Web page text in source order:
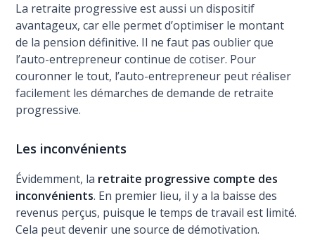
La retraite progressive est aussi un dispositif
avantageux, car elle permet d’optimiser le montant
de la pension définitive. Il ne faut pas oublier que
l’auto-entrepreneur continue de cotiser. Pour
couronner le tout, l’auto-entrepreneur peut réaliser
facilement les démarches de demande de retraite
progressive.
Les inconvénients
Évidemment, la retraite progressive compte des
inconvénients. En premier lieu, il y a la baisse des
revenus perçus, puisque le temps de travail est limité.
Cela peut devenir une source de démotivation.